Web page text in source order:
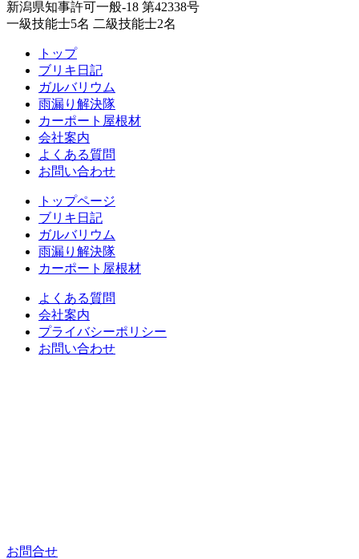
新潟県知事許可一般-18 第42338号
一級技能士5名 二級技能士2名
トップ
ブリキ日記
ガルバリウム
雨漏り解決隊
カーポート屋根材
会社案内
よくある質問
お問い合わせ
トップページ
ブリキ日記
ガルバリウム
雨漏り解決隊
カーポート屋根材
よくある質問
会社案内
プライバシーポリシー
お問い合わせ
お問合せ